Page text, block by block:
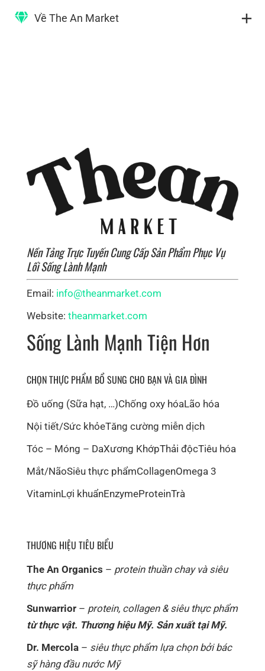
Về The An Market
Nền Tảng Trực Tuyến Cung Cấp Sản Phẩm Phục Vụ
Lối Sống Lành Mạnh
Email: info@theanmarket.com
Website: theanmarket.com
Sống Lành Mạnh Tiện Hơn
CHỌN THỰC PHẨM BỔ SUNG CHO BẠN VÀ GIA ĐÌNH
Đồ uống (Sữa hạt, …)Chống oxy hóaLão hóa
Nội tiết/Sức khỏeTăng cường miễn dịch
Tóc – Móng – DaXương KhớpThải độcTiêu hóa
Mắt/NãoSiêu thực phẩmCollagenOmega 3
VitaminLợi khuẩnEnzymeProteinTrà
THƯƠNG HIỆU TIÊU BIỂU
The An Organics – protein thuần chay và siêu
thực phẩm
Sunwarrior – protein, collagen & siêu thực phẩm
từ thực vật. Thương hiệu Mỹ. Sản xuất tại Mỹ.
Dr. Mercola – siêu thực phẩm lựa chọn bởi bác
sỹ hàng đầu nước Mỹ